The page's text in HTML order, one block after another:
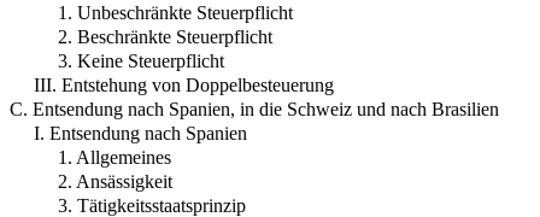
1. Unbeschränkte Steuerpflicht
2. Beschränkte Steuerpflicht
3. Keine Steuerpflicht
III. Entstehung von Doppelbesteuerung
C. Entsendung nach Spanien, in die Schweiz und nach Brasilien
I. Entsendung nach Spanien
1. Allgemeines
2. Ansässigkeit
3. Tätigkeitsstaatsprinzip